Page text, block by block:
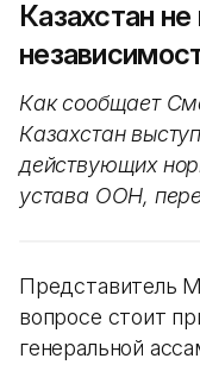
Казахстан не
Как сообщает
Казахстан
действующих
устава ООН,
Представитель
вопросе стоит
генеральной